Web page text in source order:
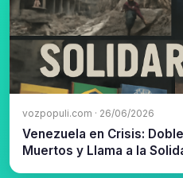
vozpopuli.com · 26/06/2026
Venezuela en Crisis:
Muertos y Llama a la